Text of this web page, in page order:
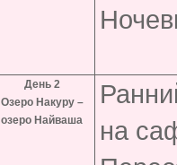
День 2
Озеро Накуру –
озеро Найваша
на